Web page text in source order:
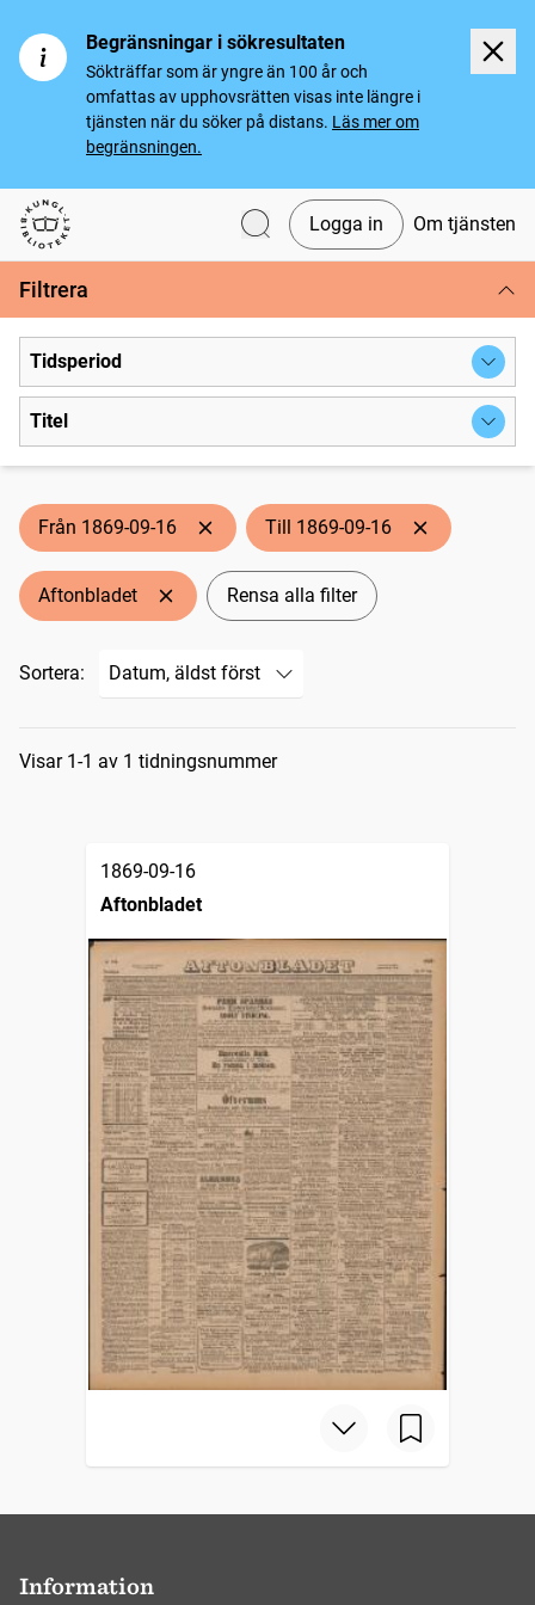
Begränsningar i sökresultaten
Sökträffar som är yngre än 100 år och
omfattas av upphovsrätten visas inte längre i
tjänsten när du söker på distans. Läs mer om
begränsningen.
Svenska tidningar
Logga in Om tjänsten
Filtrera
Tidsperiod
Titel
Från 1869-09-16 Till 1869-09-16
Aftonbladet Rensa alla filter
Sortera:
Sökresultat
Visar 1-1 av 1 tidningsnummer
1869-09-16
Aftonbladet
Information